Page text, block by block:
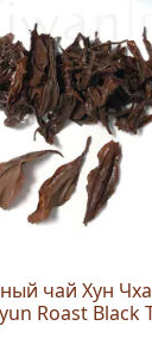
чай Хун
Roast Black